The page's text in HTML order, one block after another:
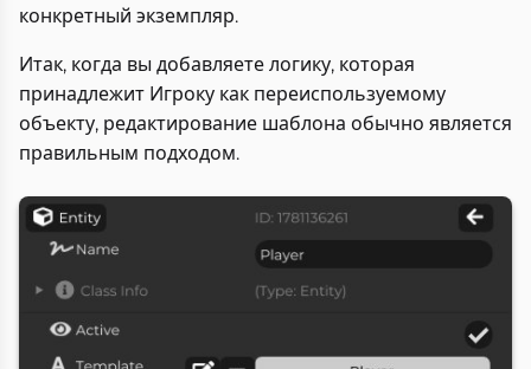
конкретный экземпляр.
Итак, когда вы добавляете логику, которая
принадлежит Игроку как переиспользуемому
объекту, редактирование шаблона обычно является
правильным подходом.